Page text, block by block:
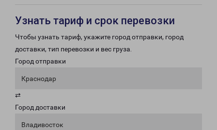
Узнать тариф и срок перевозки
Чтобы узнать тариф, укажите город отправки, город
доставки, тип перевозки и вес груза.
Город отправки
Краснодар
⇄
Город доставки
Владивосток